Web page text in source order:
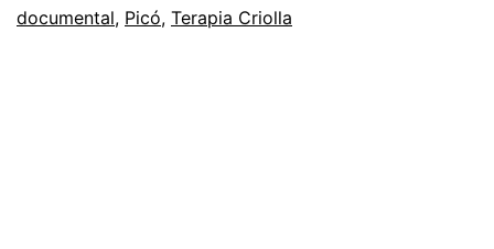
documental, Picó, Terapia Criolla